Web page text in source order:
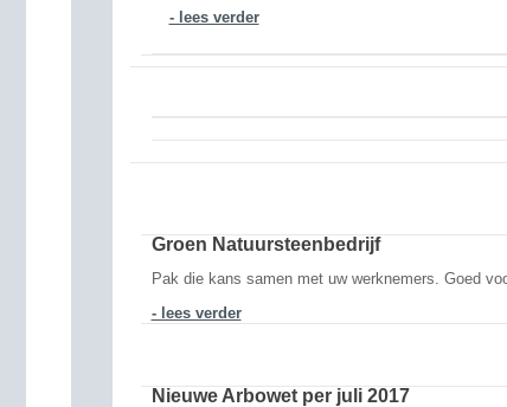
- lees verder
Groen Natuursteenbedrijf
Pak die kans samen met uw werknemers. Goed
- lees verder
Nieuwe Arbowet per juli 2017